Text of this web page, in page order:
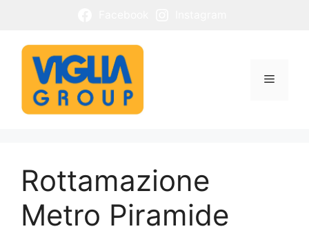
contenuto
Menu
Rottamazione
Metro Piramide